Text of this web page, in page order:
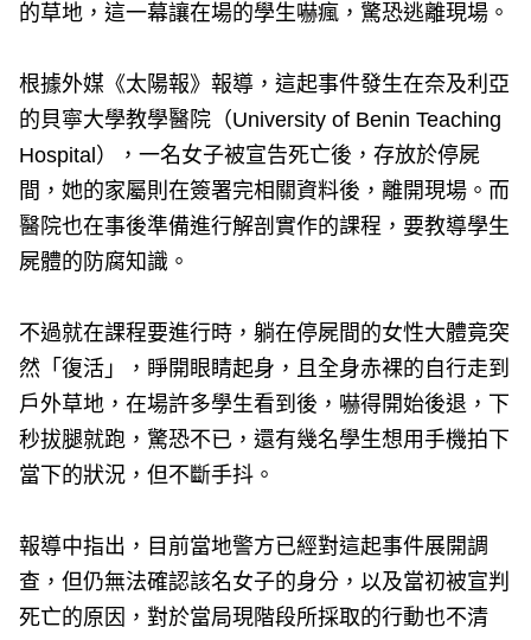
的草地，這一幕讓在場的學生嚇瘋，驚恐逃離現場。
根據外媒《太陽報》報導，這起事件發生在奈及利亞
的貝寧大學教學醫院（University of Benin Teaching
Hospital），一名女子被宣告死亡後，存放於停屍
間，她的家屬則在簽署完相關資料後，離開現場。而
醫院也在事後準備進行解剖實作的課程，要教導學生
屍體的防腐知識。
不過就在課程要進行時，躺在停屍間的女性大體竟突
然「復活」，睜開眼睛起身，且全身赤裸的自行走到
戶外草地，在場許多學生看到後，嚇得開始後退，下
秒拔腿就跑，驚恐不已，還有幾名學生想用手機拍下
當下的狀況，但不斷手抖。
報導中指出，目前當地警方已經對這起事件展開調
查，但仍無法確認該名女子的身分，以及當初被宣判
死亡的原因，對於當局現階段所採取的行動也不清